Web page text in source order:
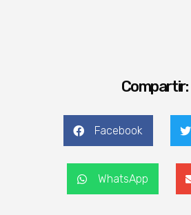
Compartir:
Facebook
WhatsApp